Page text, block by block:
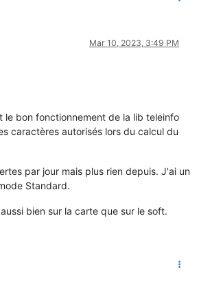
Mar 10, 2023, 3:49 PM
le bon fonctionnement de la lib teleinfo
caractères autorisés lors du calcul du
par jour mais plus rien depuis. J'ai un
Standard.
bien sur la carte que sur le soft.